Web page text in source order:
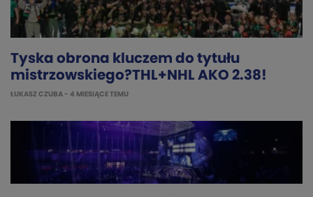
Tyska obrona kluczem do tytułu
mistrzowskiego?THL+NHL AKO 2.38!
ŁUKASZ CZUBA - 4 MIESIĄCE TEMU